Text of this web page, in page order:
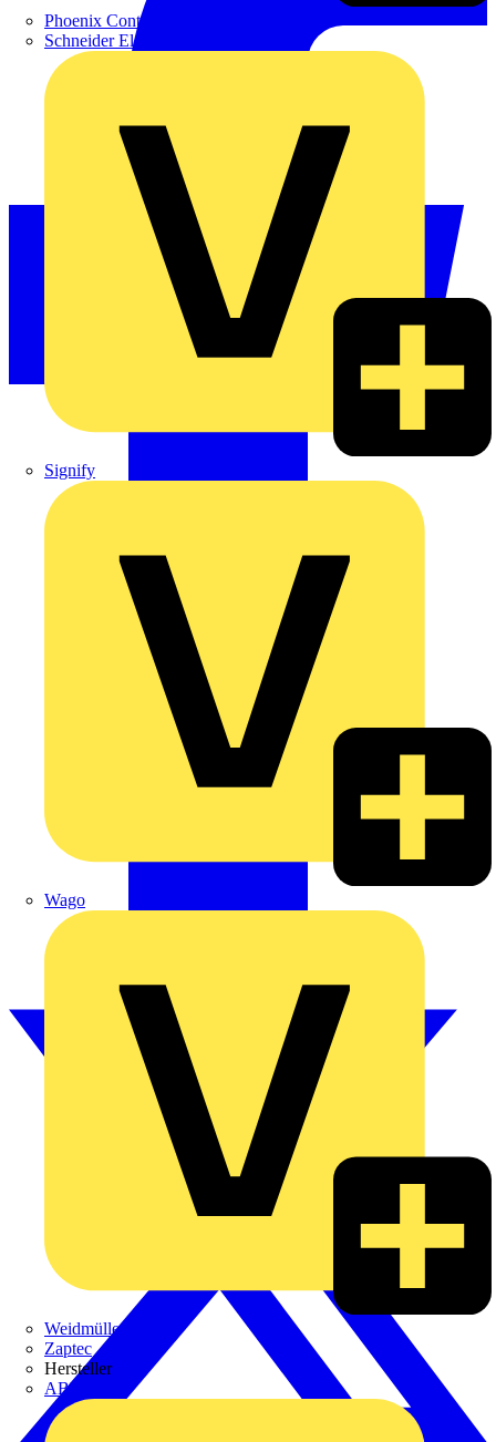
Phoenix Contact
Schneider Electric
Signify
Wago
Weidmüller
Zaptec
Hersteller
ABB